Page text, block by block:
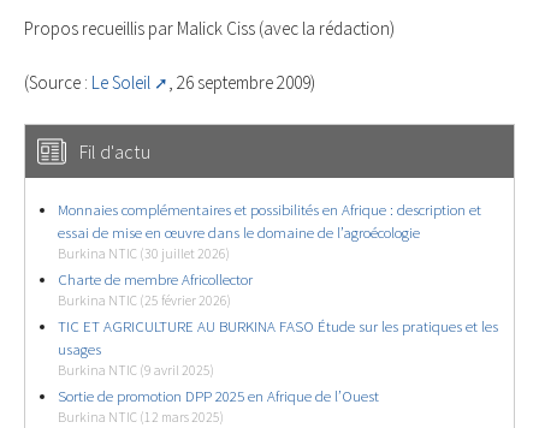
Propos recueillis par Malick Ciss (avec la rédaction)
(Source : Le Soleil , 26 septembre 2009)
Fil d'actu
Monnaies complémentaires et possibilités en Afrique : description et
essai de mise en œuvre dans le domaine de l’agroécologie
Burkina NTIC (30 juillet 2026)
Charte de membre Africollector
Burkina NTIC (25 février 2026)
TIC ET AGRICULTURE AU BURKINA FASO Étude sur les pratiques et les
usages
Burkina NTIC (9 avril 2025)
Sortie de promotion DPP 2025 en Afrique de l’Ouest
Burkina NTIC (12 mars 2025)